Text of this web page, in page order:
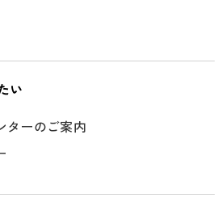
い
ターのご案内